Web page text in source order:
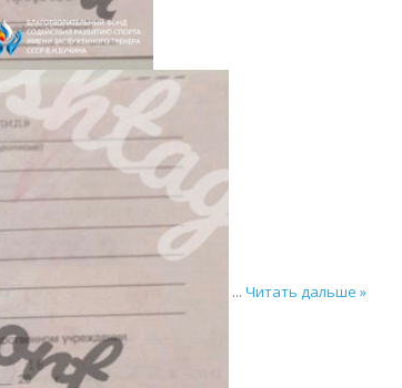
... Читать дальше »